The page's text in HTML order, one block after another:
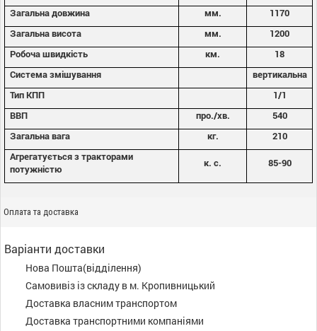
Загальна довжина мм.
1170
Загальна висота
мм.
1200
Робоча швидкість
км.
18
Система змішування
вертикальна
Тип КПП
1/1
ВВП
про./хв.
540
Загальна вага
кг.
210
Агрегатується з тракторами
потужністю
к. с. 85-90
Оплата та доставка
Варіанти доставки
Нова Пошта(відділення)
Самовивіз із складу в м. Кропивницький
Доставка власним транспортом
Доставка транспортними компаніями